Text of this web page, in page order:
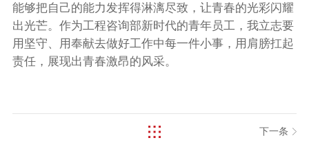
能够把自己的能力发挥得淋漓尽致，让青春的光彩闪耀
出光芒。作为工程咨询部新时代的青年员工，我立志要
用坚守、用奉献去做好工作中每一件小事，用肩膀扛起
责任，展现出青春激昂的风采。
下一条